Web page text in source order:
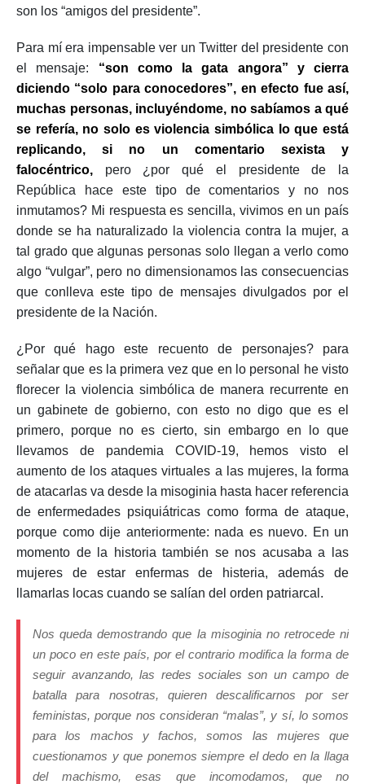
son los “amigos del presidente”.
Para mí era impensable ver un Twitter del presidente con
el mensaje: “son como la gata angora” y cierra
diciendo “solo para conocedores”, en efecto fue así,
muchas personas, incluyéndome, no sabíamos a qué
se refería, no solo es violencia simbólica lo que está
replicando, si no un comentario sexista y
falocéntrico,
pero ¿por qué el presidente de la
República hace este tipo de comentarios y no nos
inmutamos? Mi respuesta es sencilla, vivimos en un país
donde se ha naturalizado la violencia contra la mujer, a
tal grado que algunas personas solo llegan a verlo como
algo “vulgar”, pero no dimensionamos las consecuencias
que conlleva este tipo de mensajes divulgados por el
presidente de la Nación.
¿Por qué hago este recuento de personajes? para
señalar que es la primera vez que en lo personal he visto
florecer la violencia simbólica de manera recurrente en
un gabinete de gobierno, con esto no digo que es el
primero, porque no es cierto, sin embargo en lo que
llevamos de pandemia COVID-19, hemos visto el
aumento de los ataques virtuales a las mujeres, la forma
de atacarlas va desde la misoginia hasta hacer referencia
de enfermedades psiquiátricas como forma de ataque,
porque como dije anteriormente: nada es nuevo. En un
momento de la historia también se nos acusaba a las
mujeres de estar enfermas de histeria, además de
llamarlas locas cuando se salían del orden patriarcal.
Nos queda demostrando que la misoginia no retrocede ni
un poco en este país, por el contrario modifica la forma de
seguir avanzando, las redes sociales son un campo de
batalla para nosotras, quieren descalificarnos por ser
feministas, porque nos consideran “malas”, y sí, lo somos
para los machos y fachos, somos las mujeres que
cuestionamos y que ponemos siempre el dedo en la llaga
del machismo, esas que incomodamos, que no